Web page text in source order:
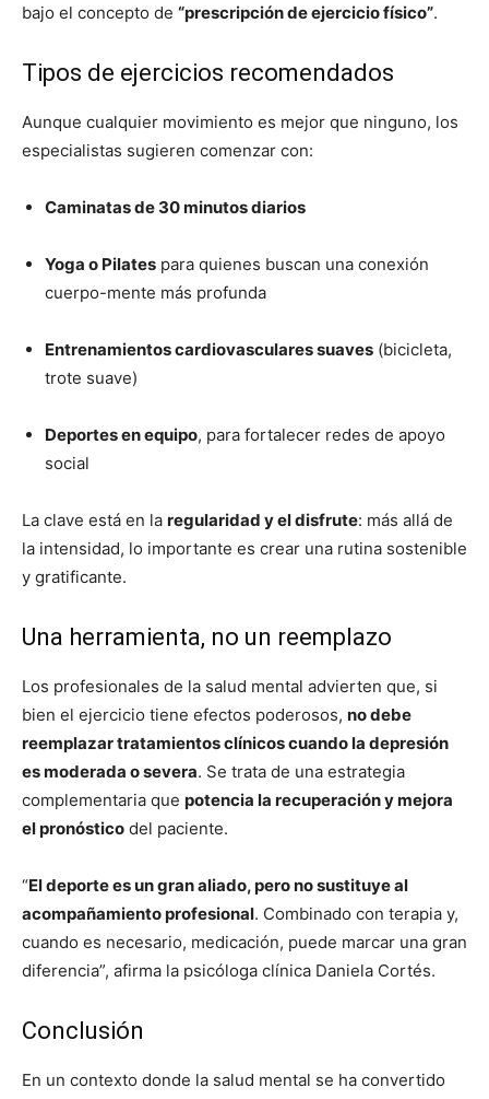
bajo el concepto de “prescripción de ejercicio físico”.
Tipos de ejercicios recomendados
Aunque cualquier movimiento es mejor que ninguno, los
especialistas sugieren comenzar con:
Caminatas de 30 minutos diarios
Yoga o Pilates para quienes buscan una conexión
cuerpo-mente más profunda
Entrenamientos cardiovasculares suaves (bicicleta,
trote suave)
Deportes en equipo, para fortalecer redes de apoyo
social
La clave está en la regularidad y el disfrute: más allá de
la intensidad, lo importante es crear una rutina sostenible
y gratificante.
Una herramienta, no un reemplazo
Los profesionales de la salud mental advierten que, si
bien el ejercicio tiene efectos poderosos, no debe
reemplazar tratamientos clínicos cuando la depresión
es moderada o severa. Se trata de una estrategia
complementaria que potencia la recuperación y mejora
el pronóstico del paciente.
“El deporte es un gran aliado, pero no sustituye al
acompañamiento profesional. Combinado con terapia y,
cuando es necesario, medicación, puede marcar una gran
diferencia”, afirma la psicóloga clínica Daniela Cortés.
Conclusión
En un contexto donde la salud mental se ha convertido